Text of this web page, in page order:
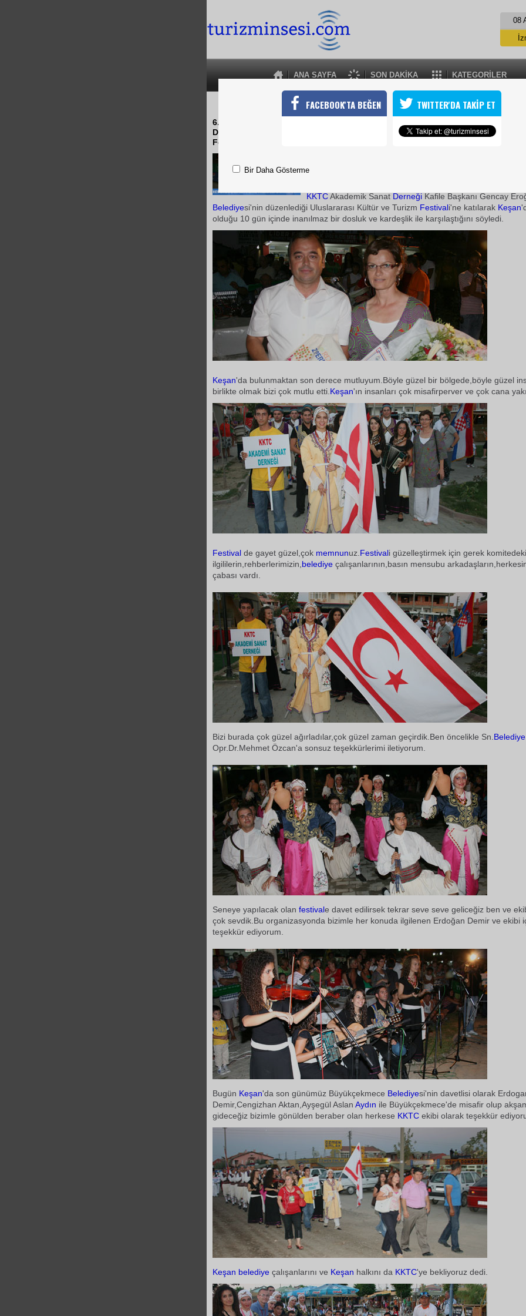
08
ANA SAYFA SON DAKİKA KATEGORİLER
KKTC KAFİLE BAŞKANI GENCAY EROĞLU TURİZMİN SESİ'NE FESTİVALİ
6.Keşan Uluslarası Kültür ve Turizm Festivali için Türkiye'ye gelen KKTC
Derneği Kafile Başkanı, KKTC Başbakanları'ndan Derviş Eroğlu'nun kızı
Festivalden memnun ayrıldıklarını söyledi
Turizmin Sesi
KKTCAkademik Sanat Derneği Kafile Başkanı Gencay
Belediyesi'nin düzenlediği Uluslararası Kültür ve Turizm Festivali'ne katılarak Keşan
olduğu 10 gün içinde inanılmaz bir dosluk ve kardeşlik ile karşılaştığını söyledi.
Keşan'da bulunmaktan son derece mutluyum.Böyle güzel bir bölgede,böyle güzel
birlikte olmak bizi çok mutlu etti. Keşan'ın insanları çok misafirperver ve çok cana
Festival de gayet güzel,çok memnunuz. Festivali güzelleştirmek için gerek komitedeki
ilgililerin,rehberlerimizin, belediye çalışanlarının,basın mensubu
çabası vardı.
Bizi burada çok güzel ağırladılar,çok güzel zaman geçirdik.Ben öncelikle Sn. Belediye
Opr.Dr.Mehmet Özcan'a sonsuz teşekkürlerimi iletiyorum.
Seneye yapılacak olan festivale davet edilirsek tekrar seve seve geliceğiz ben ve
çok sevdik.Bu organizasyonda bizimle her konuda ilgilenen Erdoğan Demir ve ekibi
teşekkür ediyorum.
Bugün Keşan'da son günümüz Büyükçekmece Belediyesi'nin davetlisi olarak
Demir,Cengizhan Aktan,Ayşegül Aslan Aydın ile Büyükçekmece'de misafir olup
gideceğiz bizimle gönülden beraber olan herkese KKTC ekibi olarak teşekkür
Keşan belediye çalışanlarını ve Keşan halkını da KKTC'ye bekliyoruz dedi.
FACEBOOK'TA BEĞEN TWITTER'DA TAKİP ET
Bir Daha Gösterme